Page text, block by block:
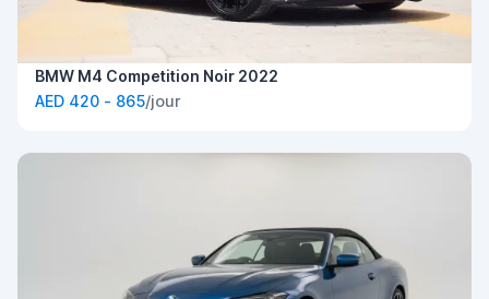
BMW M4 Competition Noir 2022
AED 420 - 865/jour